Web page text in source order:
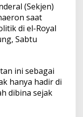
(Sekjen)
saat
di el-Royal
Sabtu
ini sebagai
hanya hadir di
dibina sejak